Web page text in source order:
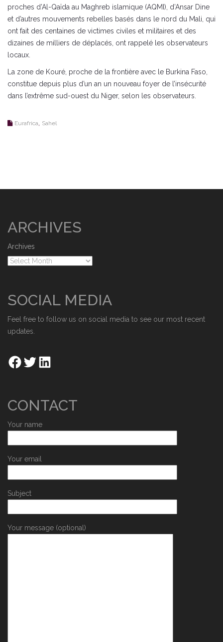
proches d’Al-Qaïda au Maghreb islamique (AQMI), d’Ansar Dine
et d’autres mouvements rebelles basés dans le nord du Mali, qui
ont fait des centaines de victimes civiles et militaires et des
dizaines de milliers de déplacés, ont rappelé les observateurs
locaux.
La zone de Kouré, proche de la frontière avec le Burkina Faso,
constitue depuis plus d’un an un nouveau foyer de l’insécurité
dans l’extrême sud-ouest du Niger, selon les observateurs.
Eurafrica, Sahel
ARCHIVES
Archives
SOCIAL MEDIA
Feel free to follow us on social media to see our most recent
updates.
CONTACT
Your name
Your email
Subject
Your message (optional)